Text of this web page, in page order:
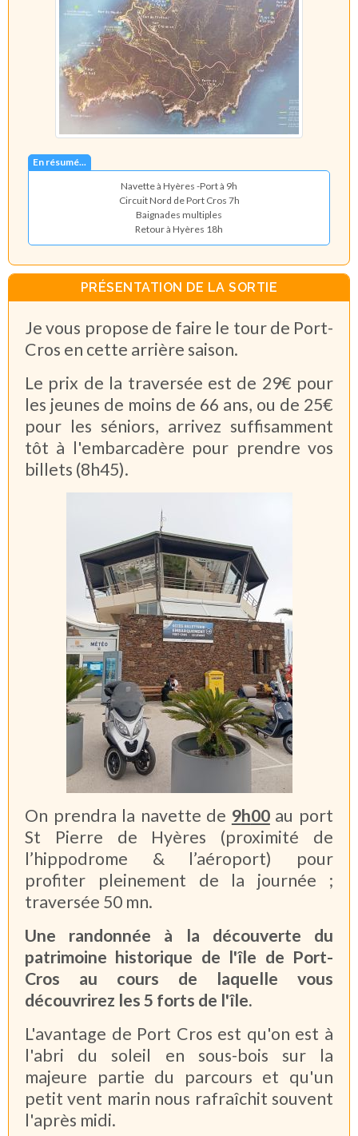
En résumé...
Navette à Hyères -Port à 9h
Circuit Nord de Port Cros 7h
Baignades multiples
Retour à Hyères 18h
PRÉSENTATION DE LA SORTIE
Je vous propose de faire le tour de Port-
Cros en cette arrière saison.
Le prix de la traversée est de 29€ pour
les jeunes de moins de 66 ans, ou de 25€
pour les séniors, arrivez suffisamment
tôt à l'embarcadère pour prendre vos
billets (8h45).
On prendra la navette de 9h00au port
St Pierre de Hyères (proximité de
l’hippodrome & l’aéroport) pour
profiter pleinement de la journée ;
traversée 50 mn.
Une randonnée à la découverte du
patrimoine historique de l'île de Port-
Cros au cours de laquelle vous
découvrirez les 5 forts de l'île.
L'avantage de Port Cros est qu'on est à
l'abri du soleil en sous-bois sur la
majeure partie du parcours et qu'un
petit vent marin nous rafraîchit souvent
l'après midi.